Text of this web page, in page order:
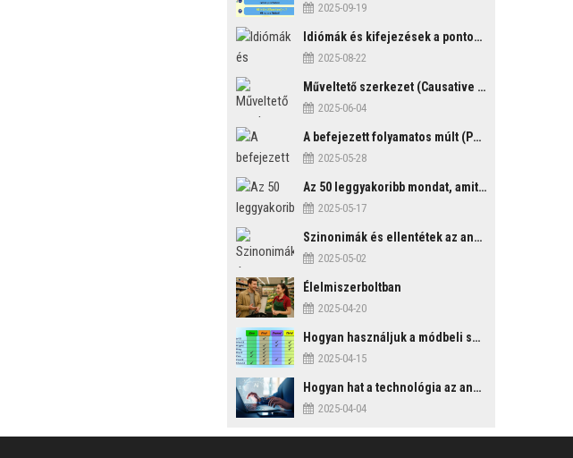
2025-09-19
Idiómák és kifejezések a pontosság és késés témakörében
2025-08-22
Műveltető szerkezet (Causative Mood)
2025-06-04
A befejezett folyamatos múlt (Past Perfect Continuous Tense)
2025-05-28
Az 50 leggyakoribb mondat, amit mindenképp érdemes tudni
2025-05-17
Szinonimák és ellentétek az angol nyelvben
2025-05-02
Élelmiszerboltban
2025-04-20
Hogyan használjuk a módbeli segédigéket a feltételes mondatszerkezetekben?
2025-04-15
Hogyan hat a technológia az angol tanulási folyamatokra?
2025-04-04